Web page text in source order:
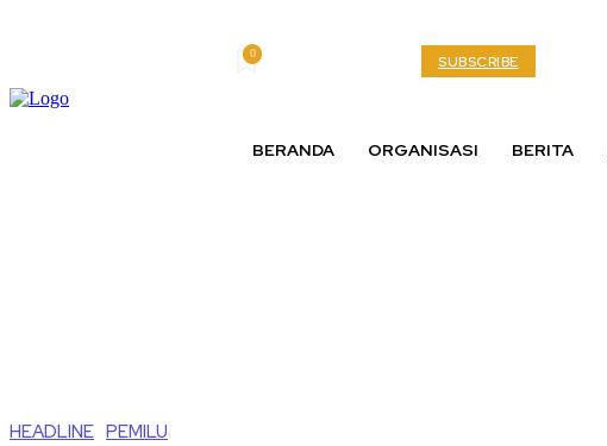
0 SUBSCRIBE
BERANDA ORGANISASI BERITA
HEADLINE PEMILU